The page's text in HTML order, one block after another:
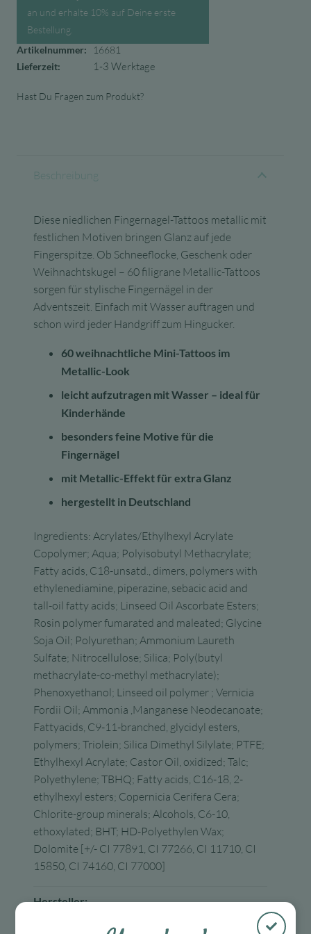
an und erhalte 10% auf Deine erste
Bestellung.
Artikelnummer:
16681
Lieferzeit:
1-3 Werktage
Hast Du Fragen zum Produkt?
Beschreibung
Diese niedlichen Fingernagel-Tattoos metallic mit
festlichen Motiven bringen Glanz auf jede
Fingerspitze. Ob Schneeflocke, Geschenk oder
Weihnachtskugel – 60 filigrane Metallic-Tattoos
sorgen für stylische Fingernägel in der
Adventszeit. Einfach mit Wasser auftragen und
schon wird jeder Handgriff zum Hingucker.
60 weihnachtliche Mini-Tattoos im
Metallic-Look
leicht aufzutragen mit Wasser – ideal für
Kinderhände
besonders feine Motive für die
Fingernägel
mit Metallic-Effekt für extra Glanz
hergestellt in Deutschland
Ingredients: Acrylates/Ethylhexyl Acrylate
Copolymer; Aqua; Polyisobutyl Methacrylate;
Fatty acids, C18-unsatd., dimers, polymers with
ethylenediamine, piperazine, sebacic acid and
tall-oil fatty acids; Linseed Oil Ascorbate Esters;
Rosin polymer fumarated and maleated; Glycine
Soja Oil; Polyurethan; Ammonium Laureth
Sulfate; Nitrocellulose; Silica; Poly(butyl
methacrylate-co-methyl methacrylate);
Phenoxyethanol; Linseed oil polymer ; Vernicia
Fordii Oil; Ammonia ,Manganese Neodecanoate;
Fattyacids, C9-11-branched, glycidyl esters,
polymers; Triolein; Silica Dimethyl Silylate; PTFE;
Ethylhexyl Acrylate; Castor Oil, oxidized; Talc;
Polyethylene; TBHQ; Fatty acids, C16-18, 2-
ethylhexyl esters; Copernicia Cerifera Cera;
Chlorite-group minerals; Alcohols, C6-10,
ethoxylated; BHT; HD-Polyethylen Wax;
Dolomite [+/- CI 77891, CI 77266, CI 11710, CI
15850, CI 74160, CI 77000]
Hersteller: